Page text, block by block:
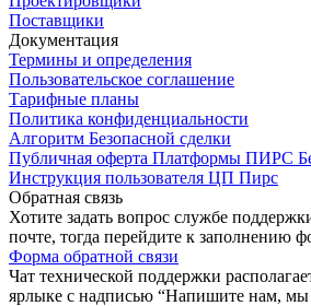
Поставщики
Документация
Термины и определения
Пользовательское соглашение
Тарифные планы
Политика конфиденциальности
Алгоритм Безопасной сделки
Публичная оферта Платформы ПИРС
Инструкция пользователя ЦП Пирс
Обратная связь
Хотите задать вопрос службе
почте, тогда перейдите к заполнению
Форма обратной связи
Чат технической поддержки
ярлыке с надписью “Напишите нам,